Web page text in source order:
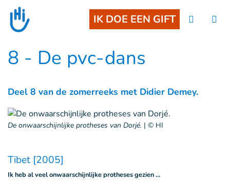
Goto main content
IK DOE EEN GIFT
8 - De pvc-dans
Deel 8 van de zomerreeks met Didier Demey.
De onwaarschijnlijke protheses van Dorjé. | © HI
Tibet [2005]
Ik heb al veel onwaarschijnlijke protheses gezien …